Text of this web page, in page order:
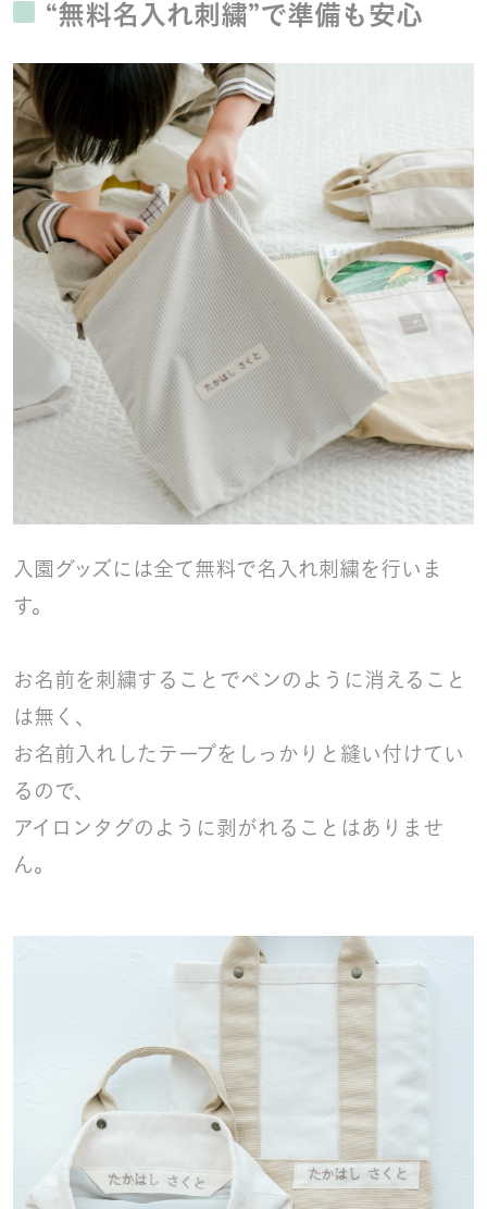
“無料名入れ刺繍”で準備も安心
入園グッズには全て無料で名入れ刺繍を行いま
す。
お名前を刺繍することでペンのように消えること
は無く、
お名前入れしたテープをしっかりと縫い付けてい
るので、
アイロンタグのように剥がれることはありませ
ん。